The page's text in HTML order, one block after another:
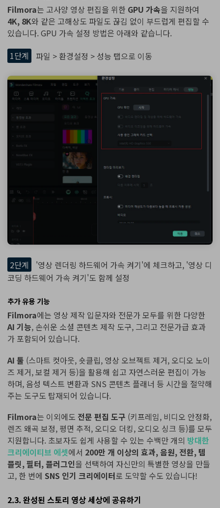
Filmora는 고사양 영상 편집을 위한 GPU 가속을 지원하여
4K, 8K와 같은 고해상도 파일도 끊김 없이 부드럽게 편집할 수
있습니다. GPU 가속 설정 방법은 아래와 같습니다.
1단계
파일 > 환경설정 > 성능 탭으로 이동
2단계
'영상 렌더링 하드웨어 가속 켜기'에 체크하고, '영상 디
코딩 하드웨어 가속 켜기'도 함께 설정
추가 유용 기능
Filmora에는 영상 제작 입문자와 전문가 모두를 위한 다양한
AI 기능, 손쉬운 소셜 콘텐츠 제작 도구, 그리고 전문가급 효과
가 포함되어 있습니다.
AI 툴 (스마트 컷아웃, 숏클립, 영상 오브젝트 제거, 오디오 노이
즈 제거, 보컬 제거 등)을 활용해 쉽고 자연스러운 편집이 가능
하며, 음성 텍스트 변환과 SNS 콘텐츠 플래너 등 시간을 절약해
주는 도구도 탑재되어 있습니다.
Filmora는 이외에도 전문 편집 도구 (키프레임, 비디오 안정화,
렌즈 왜곡 보정, 평면 추적, 오디오 더킹, 오디오 싱크 등)를 모두
지원합니다. 초보자도 쉽게 사용할 수 있는 수백만 개의 방대한
크리에이티브 에셋에서 200만 개 이상의 효과, 음원, 전환, 템
플릿, 필터, 플러그인을 선택하여 자신만의 특별한 영상을 만들
고, 한 번에 SNS 인기 크리에이터로 도약할 수도 있습니다!
2.3. 완성된 스토리 영상 세상에 공유하기